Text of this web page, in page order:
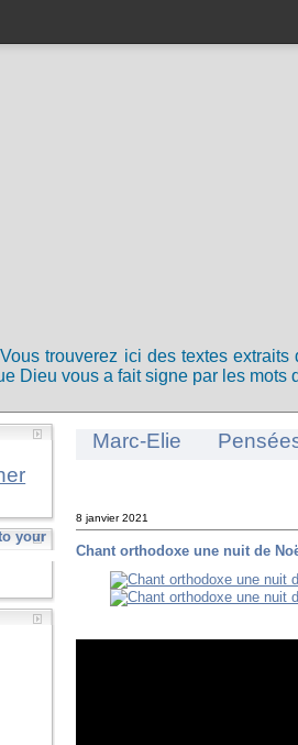
Vous trouverez ici des textes
Dieu vous a fait signe par les mots
your
Marc-Elie
8 janvier 2021
Chant orthodoxe une nuit de